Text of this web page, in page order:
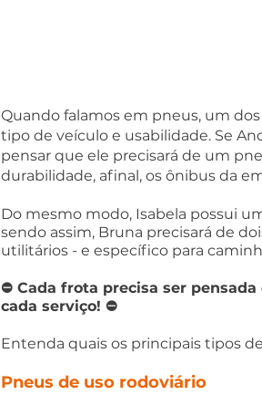
Quando falamos em pneus, um
tipo de veículo e usabilidade. Se
pensar que ele precisará de um
durabilidade, afinal, os ônibus da
Do mesmo modo, Isabela possui
sendo assim, Bruna precisará de
utilitários - e específico para
⛔ Cada frota precisa ser
cada serviço! ⛔
Entenda quais os principais tipos
Pneus de uso rodoviário